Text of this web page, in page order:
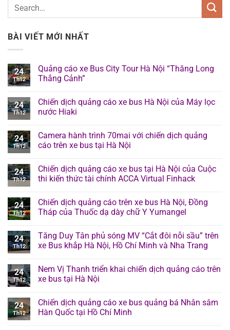
BÀI VIẾT MỚI NHẤT
24
Th12
Quảng cáo xe Bus City Tour Hà Nội “Thăng Long
Thắng Cảnh”
24
Th12
Chiến dịch quảng cáo xe bus Hà Nội của Máy lọc
nước Hiaki
24
Th12
Camera hành trình 70mai với chiến dịch quảng
cáo trên xe bus tại Hà Nội
24
Th12
Chiến dịch quảng cáo xe bus tại Hà Nội của Cuộc
thi kiến thức tài chính ACCA Virtual Finhack
24
Th12
Chiến dịch quảng cáo trên xe bus Hà Nội, Đồng
Tháp của Thuốc dạ dày chữ Y Yumangel
24
Th12
Tăng Duy Tân phủ sóng MV “Cắt đôi nỗi sầu” trên
xe Bus khắp Hà Nội, Hồ Chí Minh và Nha Trang
24
Th12
Nem Vị Thanh triển khai chiến dịch quảng cáo trên
xe bus tại Hà Nội
24
Th12
Chiến dịch quảng cáo xe bus quảng bá Nhân sâm
Hàn Quốc tại Hồ Chí Minh